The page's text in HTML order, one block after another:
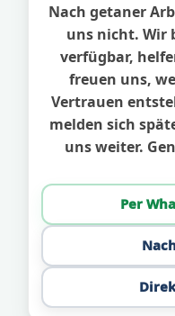
Nach getaner
uns nicht. Wir
verfügbar,
freuen uns,
Vertrauen
melden sich
uns weiter.
Per